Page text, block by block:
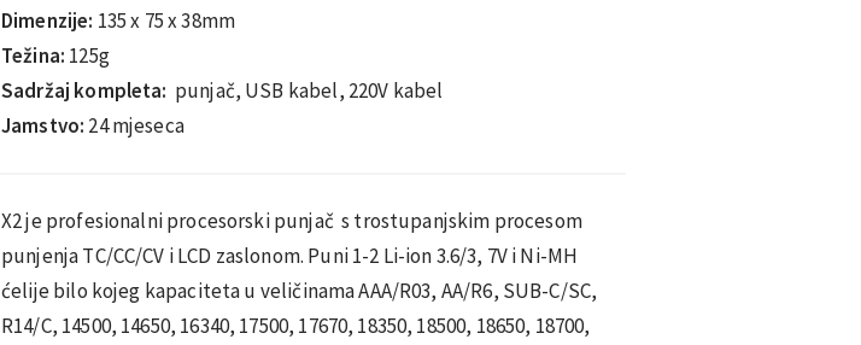
Dimenzije: 135 x 75 x 38mm
Težina: 125g
Sadržaj kompleta: punjač, USB kabel, 220V kabel
Jamstvo: 24 mjeseca
X2 je profesionalni procesorski punjač s trostupanjskim procesom
punjenja TC/CC/CV i LCD zaslonom. Puni 1-2 Li-ion 3.6/3, 7V i Ni-MH
ćelije bilo kojeg kapaciteta u veličinama AAA/R03, AA/R6, SUB-C/SC,
R14/C, 14500, 14650, 16340, 17500, 17670, 18350, 18500, 18650, 18700,